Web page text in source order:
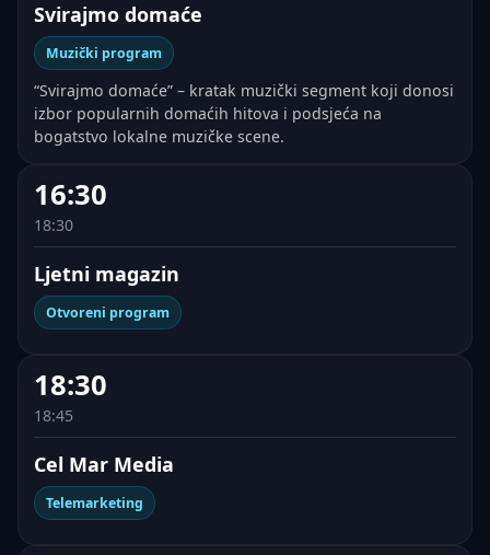
Svirajmo domaće
Muzički program
“Svirajmo domaće” – kratak muzički segment koji donosi
izbor popularnih domaćih hitova i podsjeća na
bogatstvo lokalne muzičke scene.
16:30
18:30
Ljetni magazin
Otvoreni program
18:30
18:45
Cel Mar Media
Telemarketing